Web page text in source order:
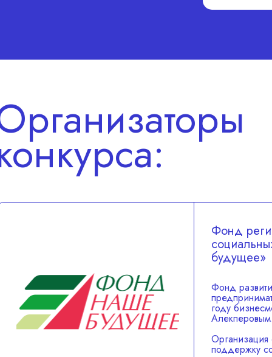
Фонд
будущее»
Фонд
году
Алекперовым.
Организация
поддержку